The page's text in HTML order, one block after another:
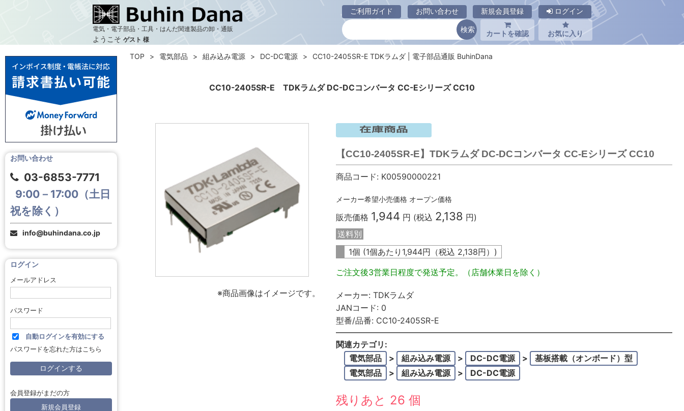
電気・電子部品・工具・はんだ関連製品の卸・通販
ようこそ ゲスト 様
ご利用ガイド お問い合わせ 新規会員登録 ログイン
カートを確認 お気に入り
CC10-2405SR-E TDKラムダ DC-DCコンバータ CC-Eシリーズ CC10
お問い合わせ
03-6853-7771
9:00－17:00（土日
祝を除く）
info@buhindana.co.jp
ログイン
メールアドレス
パスワード
自動ログインを有効にする
パスワードを忘れた方はこちら
会員登録がまだの方
新規会員登録
TOP 電気部品 組み込み電源 DC-DC電源 CC10-2405SR-E TDKラムダ | 電子部品通販 BuhinDana
※商品画像はイメージです。
【CC10-2405SR-E】TDKラムダ DC-DCコンバータ CC-Eシリーズ CC10
商品コード: K00590000221
メーカー希望小売価格 オープン価格
販売価格 1,944 円 (税込 2,138 円)
送料別
1個 (1個あたり 1,944円（税込 2,138円）)
ご注文後3営業日程度で発送予定。（店舗休業日を除く）
メーカー: TDKラムダ
JANコード: 0
型番/品番: CC10-2405SR-E
関連カテゴリ:
電気部品
> 組み込み電源 > DC-DC電源 >
基板搭載（オンボード）型
電気部品
> 組み込み電源 > DC-DC電源
残りあと 26 個